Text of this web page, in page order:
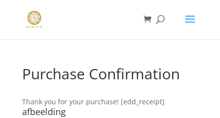
Purchase Confirmation
Thank you for your purchase! [edd_receipt]
afbeelding